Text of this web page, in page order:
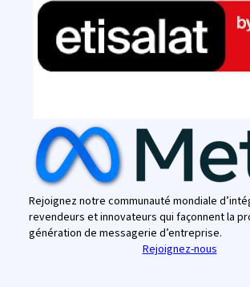
Rejoignez notre communauté mondiale
revendeurs et innovateurs qui façonnent la
génération de messagerie d’entreprise.
Rejoignez-nous